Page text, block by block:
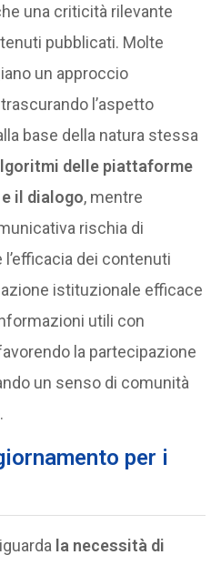
una criticità rilevante
pubblicati. Molte
un approccio
l’aspetto
base della natura stessa
delle piattaforme
il dialogo, mentre
rischia di
dei contenuti
istituzionale efficace
utili con
la partecipazione
un senso di comunità
per i
la necessità di